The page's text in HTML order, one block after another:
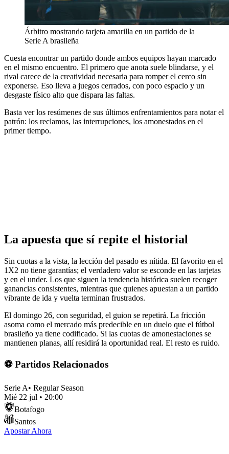
Árbitro mostrando tarjeta amarilla en un partido de la
Serie A brasileña
Cuesta encontrar un partido donde ambos equipos hayan marcado
en el mismo encuentro. El primero que anota suele blindarse, y el
rival carece de la creatividad necesaria para romper el cerco sin
exponerse. Eso lleva a juegos cerrados, con poco espacio y un
desgaste físico alto que dispara las faltas.
Basta ver los resúmenes de sus últimos enfrentamientos para notar el
patrón: los reclamos, las interrupciones, los amonestados en el
primer tiempo.
La apuesta que sí repite el historial
Sin cuotas a la vista, la lección del pasado es nítida. El favorito en el
1X2 no tiene garantías; el verdadero valor se esconde en las tarjetas
y en el under. Los que siguen la tendencia histórica suelen recoger
ganancias consistentes, mientras que quienes apuestan a un partido
vibrante de ida y vuelta terminan frustrados.
El domingo 26, con seguridad, el guion se repetirá. La fricción
asoma como el mercado más predecible en un duelo que el fútbol
brasileño ya tiene codificado. Si las cuotas de amonestaciones se
mantienen planas, allí residirá la oportunidad real. El resto es ruido.
⚽ Partidos Relacionados
Serie A• Regular Season
Mié 22 jul • 20:00
Botafogo
Santos
Apostar Ahora